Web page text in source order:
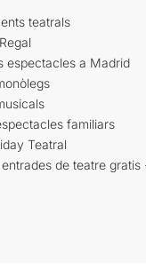
teatrals
espectacles a Madrid
familiars
Teatral
de teatre